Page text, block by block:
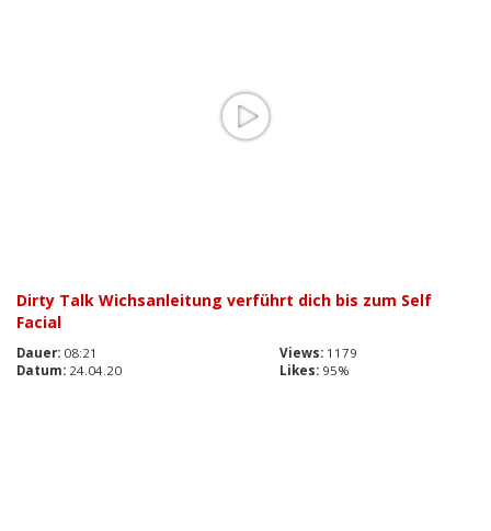
Dirty Talk Wichsanleitung verführt dich bis zum Self
Facial
Dauer: 08:21 Views: 1179
Datum: 24.04.20 Likes: 95%